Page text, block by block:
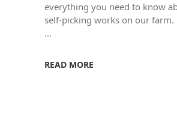
everything you need to know
self-picking works on our farm.
READ MORE